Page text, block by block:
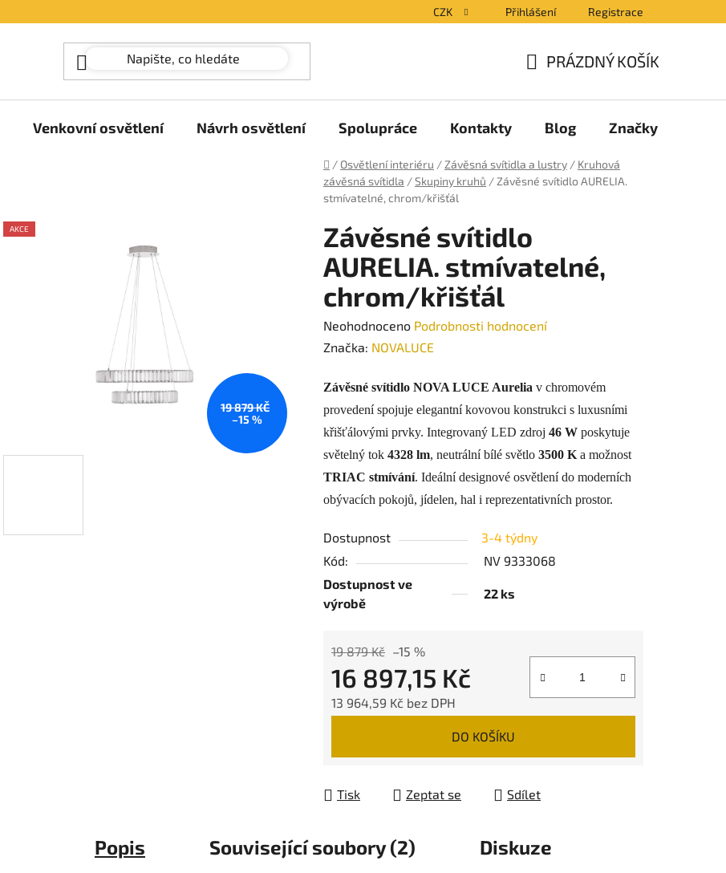
CZK Přihlášení Registrace
KOŠÍK
PRÁZDNÝ KOŠÍK
Venkovní osvětlení Návrh osvětlení Spolupráce Kontakty Blog Značky
Domů
/ Osvětlení interiéru / Závěsná svítidla a lustry / Kruhová
závěsná svítidla /Skupiny kruhů / Závěsné svítidlo AURELIA.
stmívatelné, chrom/křišťál
Závěsné svítidlo
AURELIA. stmívatelné,
chrom/křišťál
Průměrné
hodnocení
je
0,0
z
5
hvězdiček.
Neohodnoceno Podrobnosti hodnocení
Značka: NOVALUCE
Závěsné svítidlo NOVA LUCE Aurelia v chromovém
provedení spojuje elegantní kovovou konstrukci s luxusními
křišťálovými prvky. Integrovaný LED zdroj 46 W poskytuje
světelný tok 4328 lm, neutrální bílé světlo 3500 K a možnost
TRIAC stmívání. Ideální designové osvětlení do moderních
obývacích pokojů, jídelen, hal i reprezentativních prostor.
Dostupnost
3-4 týdny
Kód:
NV 9333068
Dostupnost ve
výrobě
22 ks
19 879 Kč –15 %
16 897,15 Kč
13 964,59 Kč bez DPH
DO KOŠÍKU
Tisk Zeptat se Sdílet
AKCE
19 879 KČ
–15 %
Popis Související soubory (2) Diskuze